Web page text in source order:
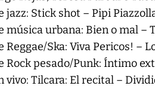
jazz: Stick shot – Pipi
música urbana: Bien o mal –
Ska: Viva Pericos! –
Rock pesado/Punk: Íntimo
vivo: Tilcara: El recital –